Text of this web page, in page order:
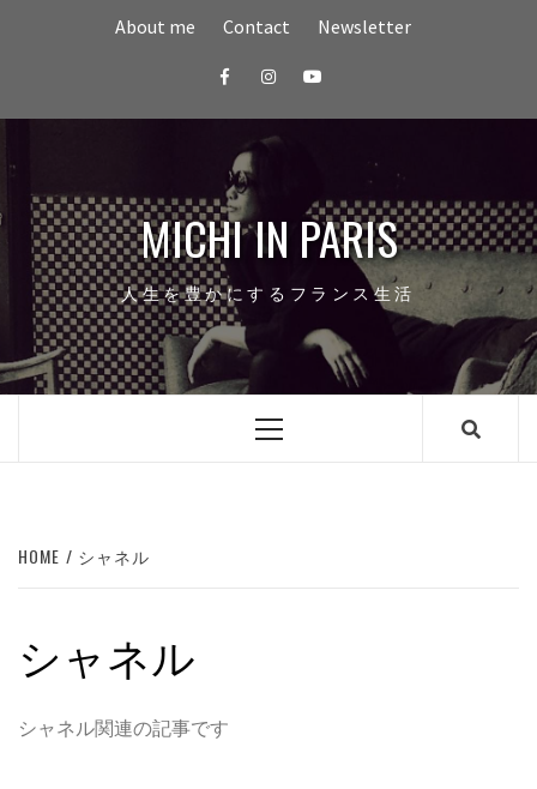
About me Contact Newsletter
FacebookInstagramyoutube
MICHI IN PARIS
人生を豊かにするフランス生活
Primary
HOME シャネル
シャネル
シャネル関連の記事です